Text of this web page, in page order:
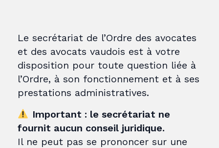
Le secrétariat de l’Ordre des avocates
et des avocats vaudois est à votre
disposition pour toute question liée à
l’Ordre, à son fonctionnement et à ses
prestations administratives.
Important : le secrétariat ne
fournit aucun conseil juridique.
Il ne peut pas se prononcer sur une